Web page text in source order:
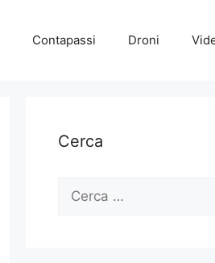
Contapassi Droni
Cerca
Ricerca